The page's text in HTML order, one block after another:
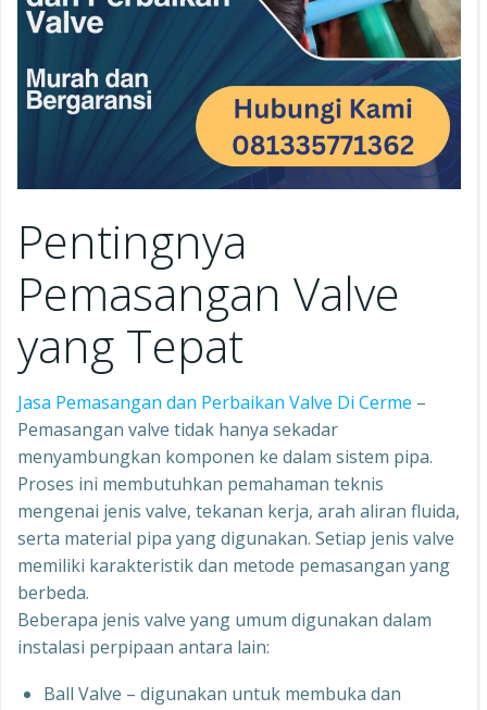
Pentingnya
Pemasangan Valve
yang Tepat
Jasa Pemasangan dan Perbaikan Valve Di Cerme –
Pemasangan valve tidak hanya sekadar
menyambungkan komponen ke dalam sistem pipa.
Proses ini membutuhkan pemahaman teknis
mengenai jenis valve, tekanan kerja, arah aliran fluida,
serta material pipa yang digunakan. Setiap jenis valve
memiliki karakteristik dan metode pemasangan yang
berbeda.
Beberapa jenis valve yang umum digunakan dalam
instalasi perpipaan antara lain:
Ball Valve – digunakan untuk membuka dan